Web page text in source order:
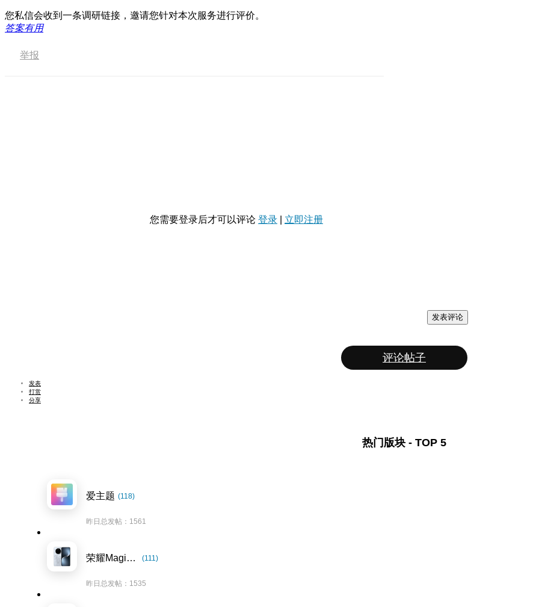
您私信会收到一条调研链接，邀请您针对本次服务进行评价。
答案有用
举报
您需要登录后才可以评论 登录 立即注册
发表评论
评论帖子
发表
打赏
分享
热门版块 - TOP 5
爱主题 (118)
昨日总发帖：1561
荣耀Magic7系列 (111)
昨日总发帖：1535